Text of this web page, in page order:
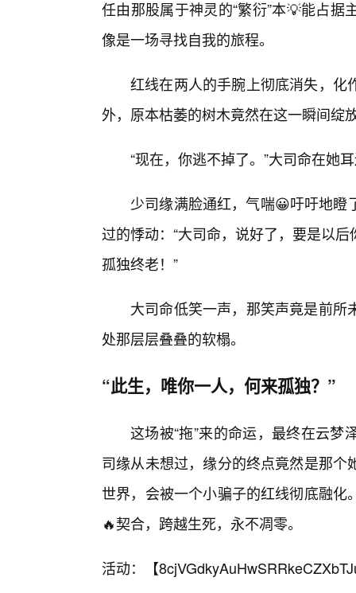
任由那股属于神灵的“繁衍”本💡能占
像是一场寻找自我的旅程。
红线在两人的手腕上彻底消失，化
外，原本枯萎的树木竟然在这一瞬间绽
“现在，你逃不掉了。”大司命在她
少司缘满脸通红，气喘😀吁吁地
过的悸动：“大司命，说好了，要是以
孤独终老！”
大司命低笑一声，那笑声竟是前
处那层层叠叠的软榻。
“此生，唯你一人，何来孤独？”
这场被“拖”来的命运，最终在云
司缘从未想过，缘分的终点竟然是那
世界，会被一个小骗子的红线彻底融
🔥契合，跨越生死，永不凋零。
活动：【